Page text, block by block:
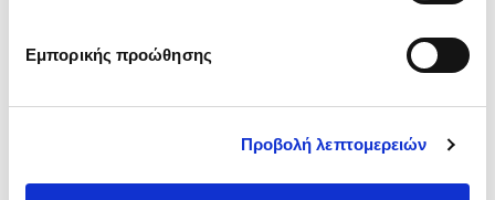
Εμπορικής προώθησης
Προβολή λεπτομερειών